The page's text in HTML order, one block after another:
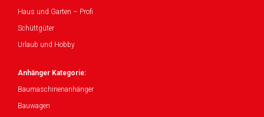
Haus und Garten – Profi
Schüttgüter
Urlaub und Hobby
Anhänger Kategorie:
Baumaschinenanhänger
Bauwagen